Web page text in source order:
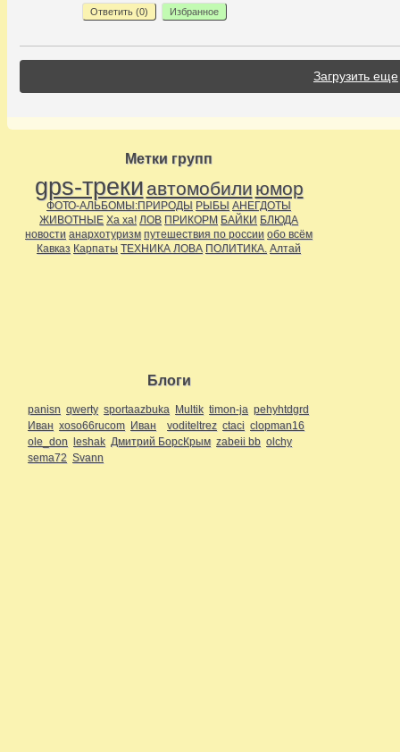
Ответить (0) Избранное
Загрузить еще
Метки групп
gps-треки автомобили юмор
ФОТО-АЛЬБОМЫ:ПРИРОДЫ РЫБЫ АНЕГДОТЫ
ЖИВОТНЫЕ Ха ха! ЛОВ ПРИКОРМ БАЙКИ БЛЮДА
новости анархотуризм путешествия по россии обо всём
Кавказ Карпаты ТЕХНИКА ЛОВА ПОЛИТИКА. Алтай
Блоги
panisn qwerty sportaazbuka Multik timon-ja pehyhtdgrd
Иван xoso66rucom Иван voditeltrez ctaci clopman16
ole_don leshak Дмитрий БорсКрым zabeii bb olchy
sema72 Svann